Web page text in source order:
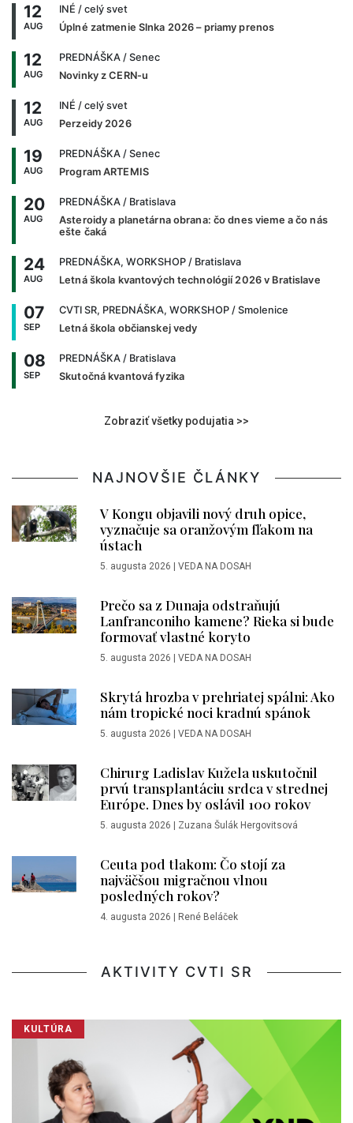
12
AUG
INÉ / celý svet
Úplné zatmenie Slnka 2026 – priamy prenos
12
AUG
PREDNÁŠKA / Senec
Novinky z CERN-u
12
AUG
INÉ / celý svet
Perzeidy 2026
19
AUG
PREDNÁŠKA / Senec
Program ARTEMIS
20
AUG
PREDNÁŠKA / Bratislava
Asteroidy a planetárna obrana: čo dnes vieme a čo nás
ešte čaká
24
AUG
PREDNÁŠKA, WORKSHOP / Bratislava
Letná škola kvantových technológií 2026 v Bratislave
07
SEP
CVTI SR, PREDNÁŠKA, WORKSHOP / Smolenice
Letná škola občianskej vedy
08
SEP
PREDNÁŠKA / Bratislava
Skutočná kvantová fyzika
Zobraziť všetky podujatia >>
NAJNOVŠIE ČLÁNKY
V Kongu objavili nový druh opice,
vyznačuje sa oranžovým fľakom na
ústach
5. augusta 2026 | VEDA NA DOSAH
Prečo sa z Dunaja odstraňujú
Lanfranconiho kamene? Rieka si bude
formovať vlastné koryto
5. augusta 2026 | VEDA NA DOSAH
Skrytá hrozba v prehriatej spálni: Ako
nám tropické noci kradnú spánok
5. augusta 2026 | VEDA NA DOSAH
Chirurg Ladislav Kužela uskutočnil
prvú transplantáciu srdca v strednej
Európe. Dnes by oslávil 100 rokov
5. augusta 2026 | Zuzana Šulák Hergovitsová
Ceuta pod tlakom: Čo stojí za
najväčšou migračnou vlnou
posledných rokov?
4. augusta 2026 | René Beláček
AKTIVITY CVTI SR
KULTÚRA